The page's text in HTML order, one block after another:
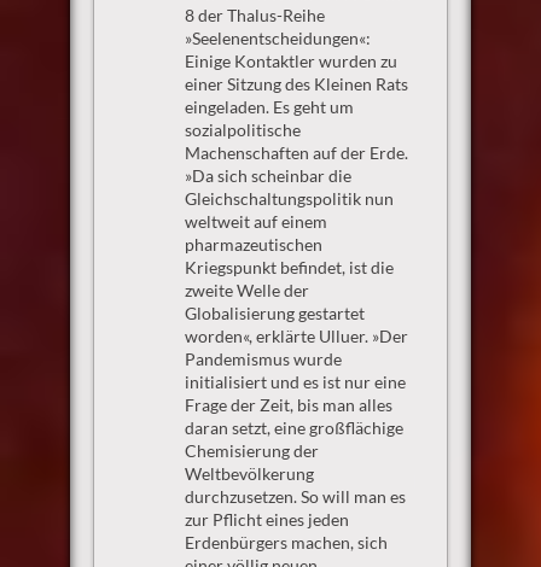
8 der Thalus-Reihe
»Seelenentscheidungen«:
Einige Kontaktler wurden zu
einer Sitzung des Kleinen Rats
eingeladen. Es geht um
sozialpolitische
Machenschaften auf der Erde.
»Da sich scheinbar die
Gleichschaltungspolitik nun
weltweit auf einem
pharmazeutischen
Kriegspunkt befindet, ist die
zweite Welle der
Globalisierung gestartet
worden«, erklärte Ulluer. »Der
Pandemismus wurde
initialisiert und es ist nur eine
Frage der Zeit, bis man alles
daran setzt, eine großflächige
Chemisierung der
Weltbevölkerung
durchzusetzen. So will man es
zur Pflicht eines jeden
Erdenbürgers machen, sich